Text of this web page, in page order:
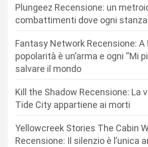
Plungeez Recensione: un
combattimenti dove ogni
Fantasy Network Recensione: A
popolarità è un’arma e ogni “Mi
salvare il mondo
Kill the Shadow Recensione: La
Tide City appartiene ai morti
Yellowcreek Stories The Cabin
Recensione: Il silenzio è l’unica